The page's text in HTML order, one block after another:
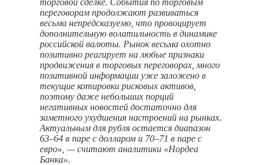
переговорам продолжают развиваться
весьма непредсказуемо, что провоцирует
дополнительную волатильность в динамике
российской валюты. Рынок весьма охотно
позитивно реагирует на любые признаки
продвижения в торговых переговорах, много
позитивной информации уже заложено в
текущие котировки рисковых активов,
поэтому даже небольших порций
негативных новостей достаточно для
заметного ухудшения настроений на рынках.
Актуальным для рубля остается диапазон
63–64 в паре с долларом и 70–71 в паре с
евро», — считают аналитики «Нордеа
Банка».